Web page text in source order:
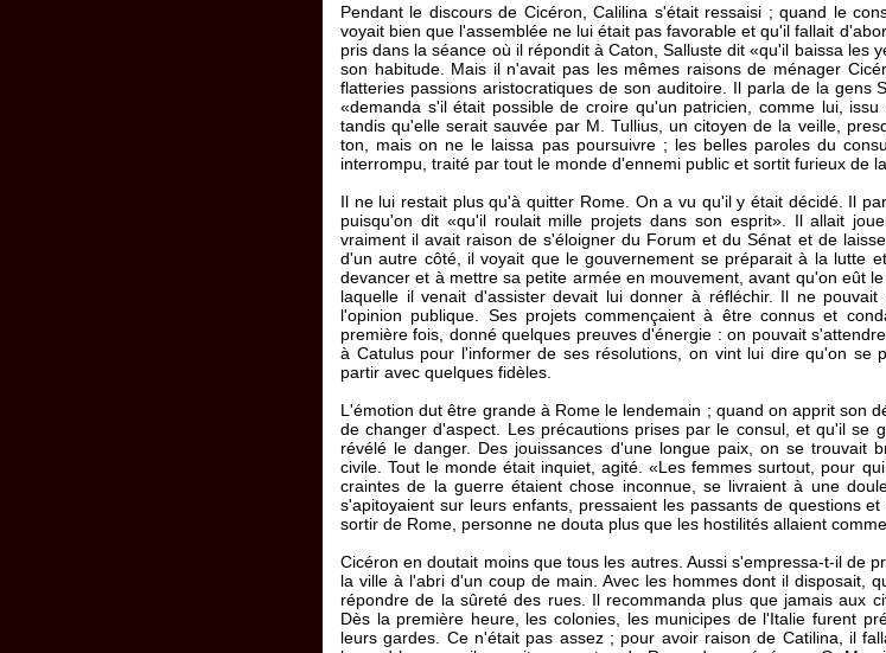
Pendant le discours de Cicéron, Calilina s'était ressaisi ; quand le
voyait bien que l'assemblée ne lui était pas favorable et qu'il fallait
pris dans la séance où il répondit à Caton, Salluste dit «qu'il baissa les
son habitude. Mais il n'avait pas les mêmes raisons de ménager
flatteries passions aristocratiques de son auditoire. Il parla de la gens
«demanda s'il était possible de croire qu'un patricien, comme lui,
tandis qu'elle serait sauvée par M. Tullius, un citoyen de la veille,
ton, mais on ne le laissa pas poursuivre ; les belles paroles du
interrompu, traité par tout le monde d'ennemi public et sortit furieux de
Il ne lui restait plus qu'à quitter Rome. On a vu qu'il y était décidé. Il
puisqu'on dit «qu'il roulait mille projets dans son esprit». Il allait
vraiment il avait raison de s'éloigner du Forum et du Sénat et de
d'un autre côté, il voyait que le gouvernement se préparait à la lutte
devancer et à mettre sa petite armée en mouvement, avant qu'on eût
laquelle il venait d'assister devait lui donner à réfléchir. Il ne
l'opinion publique. Ses projets commençaient à être connus et
première fois, donné quelques preuves d'énergie : on pouvait
à Catulus pour l'informer de ses résolutions, on vint lui dire qu'on se
partir avec quelques fidèles.
L'émotion dut être grande à Rome le lendemain ; quand on apprit son
de changer d'aspect. Les précautions prises par le consul, et qu'il se
révélé le danger. Des jouissances d'une longue paix, on se trouvait
civile. Tout le monde était inquiet, agité. «Les femmes surtout, pour
craintes de la guerre étaient chose inconnue, se livraient à une
s'apitoyaient sur leurs enfants, pressaient les passants de questions
sortir de Rome, personne ne douta plus que les hostilités allaient
Cicéron en doutait moins que tous les autres. Aussi s'empressa-t-il de
la ville à l'abri d'un coup de main. Avec les hommes dont il disposait,
répondre de la sûreté des rues. Il recommanda plus que jamais aux
Dès la première heure, les colonies, les municipes de l'Italie furent
leurs gardes. Ce n'était pas assez ; pour avoir raison de Catilina, il